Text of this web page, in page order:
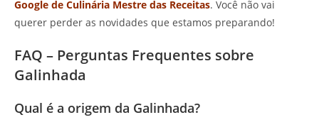
Google de Culinária Mestre das Receitas. Você não vai
querer perder as novidades que estamos preparando!
FAQ – Perguntas Frequentes sobre
Galinhada
Qual é a origem da Galinhada?